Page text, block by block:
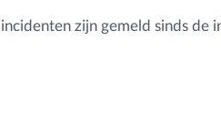
zijn gemeld sinds de